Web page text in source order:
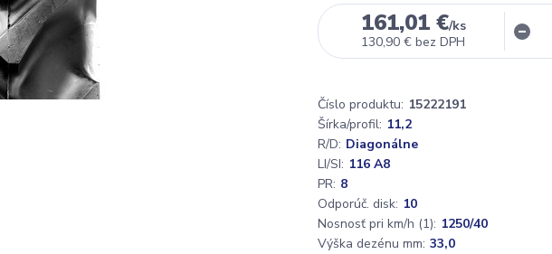
161,01 €/ks
130,90 € bez DPH
Číslo produktu: 15222191
Šírka/profil: 11,2
R/D: Diagonálne
LI/SI: 116 A8
PR: 8
Odporúč. disk: 10
Nosnosť pri km/h (1): 1250/40
Výška dezénu mm: 33,0